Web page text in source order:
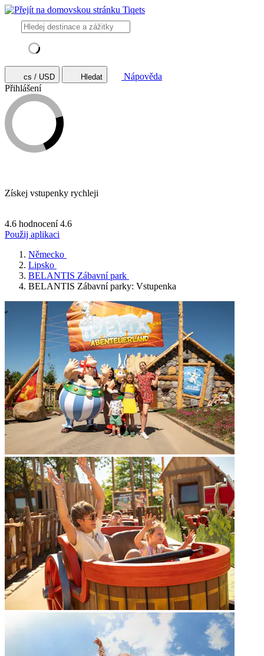
cs / USD Hledat
Nápověda
Přihlášení
Získej vstupenky rychleji
4.6 hodnocení 4.6
Použij aplikaci
Německo
Lipsko
BELANTIS Zábavní park
BELANTIS Zábavní parky: Vstupenka